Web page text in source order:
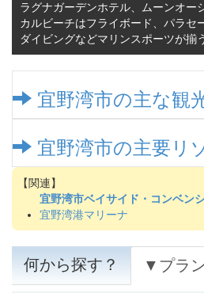
ラグナガーデンホテル、ムーンオー
カルビーチはフライボード、パラセ
ダイビングなどマリンスポーツが揃
宜野湾市の主な観
宜野湾市の主要リ
宜野湾市ベイサイド・コンベン
宜野湾港マリーナ
何から探す？ ▼プラ